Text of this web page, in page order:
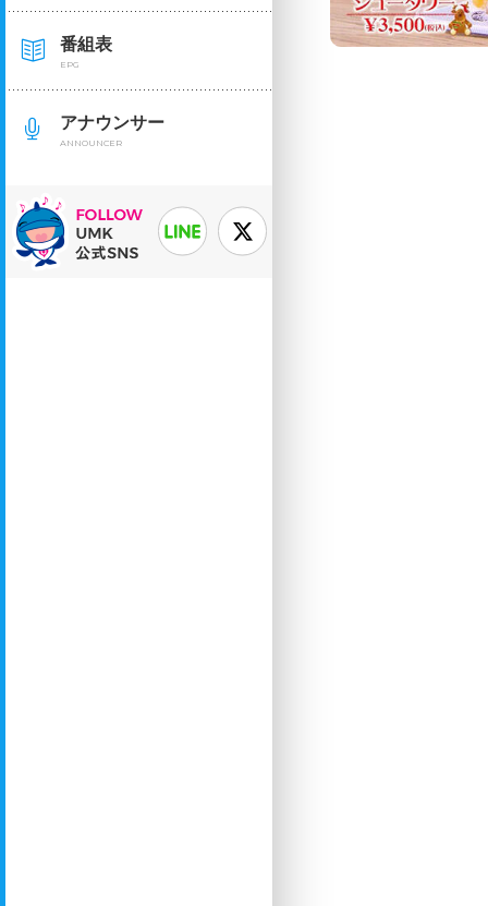
番組表
EPG
アナウンサー
ANNOUNCER